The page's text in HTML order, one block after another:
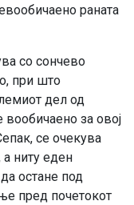
раната
со сончево
при што
дел од
за овој
се очекува
а ниту еден
остане под
пред почетокот